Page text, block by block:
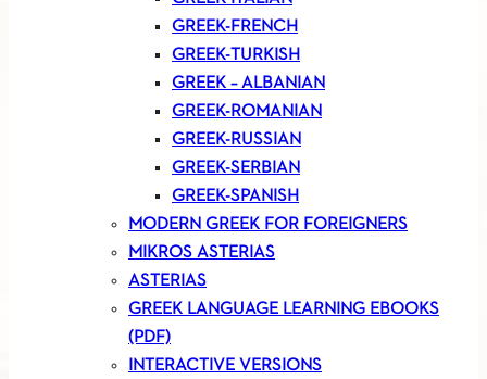
GREEK-FRENCH
GREEK-TURKISH
GREEK – ALBANIAN
GREEK-ROMANIAN
GREEK-RUSSIAN
GREEK-SERBIAN
GREEK-SPANISH
MODERN GREEK FOR FOREIGNERS
MIKROS ASTERIAS
ASTERIAS
GREEK LANGUAGE LEARNING EBOOKS
(PDF)
INTERACTIVE VERSIONS